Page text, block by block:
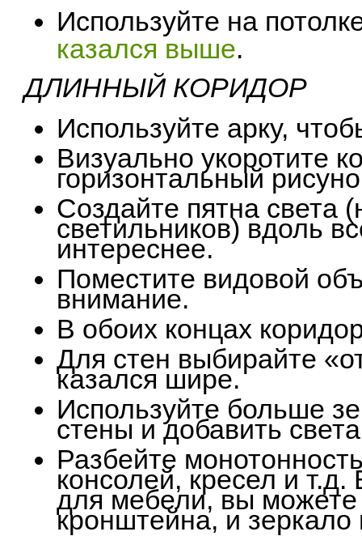
Используйте на
казался выше.
ДЛИННЫЙ КОРИДОР
Используйте арку,
Визуально укоротите
горизонтальный
Создайте пятна
светильников) вдоль
интереснее.
Поместите видовой
внимание.
В обоих концах
Для стен выбирайте
казался шире.
Используйте больше
стены и добавить
Разбейте
консолей, кресел и
для мебели, вы
кронштейна, и зеркало